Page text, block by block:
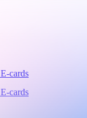
E-cards
E-cards